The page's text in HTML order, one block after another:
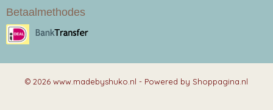
Betaalmethodes
© 2026 www.madebyshuko.nl - Powered by Shoppagina.nl